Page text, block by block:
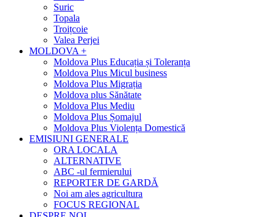
Suric
Topala
Troițcoie
Valea Perjei
MOLDOVA +
Moldova Plus Educația și Toleranța
Moldova Plus Micul business
Moldova Plus Migrația
Moldova plus Sănătate
Moldova Plus Mediu
Moldova Plus Șomajul
Moldova Plus Violența Domestică
EMISIUNI GENERALE
ORA LOCALA
ALTERNATIVE
ABC -ul fermierului
REPORTER DE GARDĂ
Noi am ales agricultura
FOCUS REGIONAL